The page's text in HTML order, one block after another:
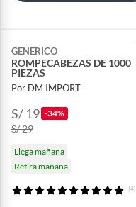
GENERICO
ROMPECABEZAS DE 1000
PIEZAS
Por DM IMPORT
S/ 19 -34%
S/ 29
Llega mañana
Retira mañana
(4)